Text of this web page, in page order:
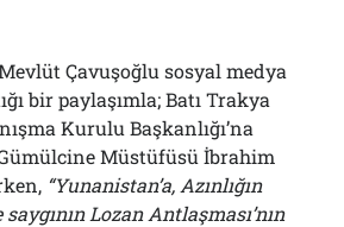
Çavuşoğlu sosyal medya
bir paylaşımla; Batı Trakya
Kurulu Başkanlığı’na
Müstüfüsü İbrahim
“Yunanistan’a, Azınlığın
Lozan Antlaşması’nın